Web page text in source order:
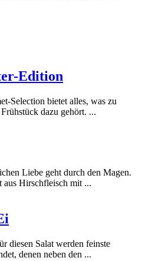
Edition
Selection bietet alles, was zu
dazu gehört. ...
Liebe geht durch den Magen.
aus Hirschfleisch mit ...
diesen Salat werden feinste
denen neben den ...